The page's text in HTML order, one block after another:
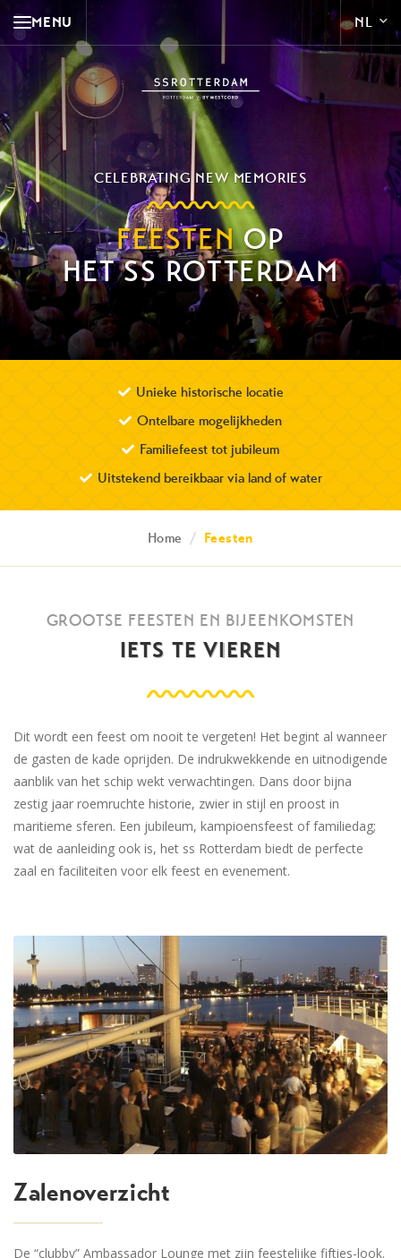
MENU
CELEBRATING NEW MEMORIES
FEESTENOP
HET SS ROTTERDAM
Unieke historische locatie
Ontelbare mogelijkheden
Familiefeest tot jubileum
Uitstekend bereikbaar via land of water
Home / Feesten
GROOTSE FEESTEN EN BIJEENKOMSTEN
IETS TE VIEREN
Dit wordt een feest om nooit te vergeten! Het begint al wanneer
de gasten de kade oprijden. De indrukwekkende en uitnodigende
aanblik van het schip wekt verwachtingen. Dans door bijna
zestig jaar roemruchte historie, zwier in stijl en proost in
maritieme sferen. Een jubileum, kampioensfeest of familiedag;
wat de aanleiding ook is, het ss Rotterdam biedt de perfecte
zaal en faciliteiten voor elk feest en evenement.
Zalenoverzicht
De “clubby” Ambassador Lounge met zijn feestelijke fifties-look.